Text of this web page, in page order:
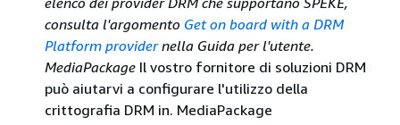
consulta l'argomento Get on board with a DRM
Platform providernella Guida per l'utente.
MediaPackage Il vostro fornitore di soluzioni DRM
può aiutarvi a configurare l'utilizzo della
crittografia DRM in. MediaPackage